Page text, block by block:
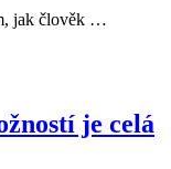
jak člověk …
je celá